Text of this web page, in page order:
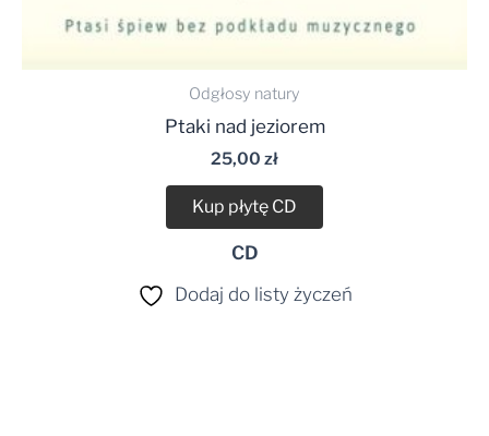
Odgłosy natury
Ptaki nad jeziorem
25,00 zł
Kup płytę CD
CD
Dodaj do listy życzeń